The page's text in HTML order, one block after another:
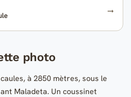
photo
à 2850 mètres, sous le
Maladeta. Un coussinet